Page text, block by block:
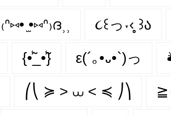
₍ᐢ⑅• ̫•⑅ᐢ₎ദ⸒⸒ ૮꒰っ˕‹̥̥̥ ꒱ა
{•̃̾_•̃̾} ε(´｡•᎑•`)っ
⎛⎝ ≽ > ⩊ < ≼ ⎠⎞